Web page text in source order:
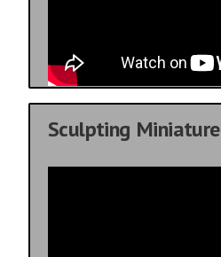
Sculpting Miniature